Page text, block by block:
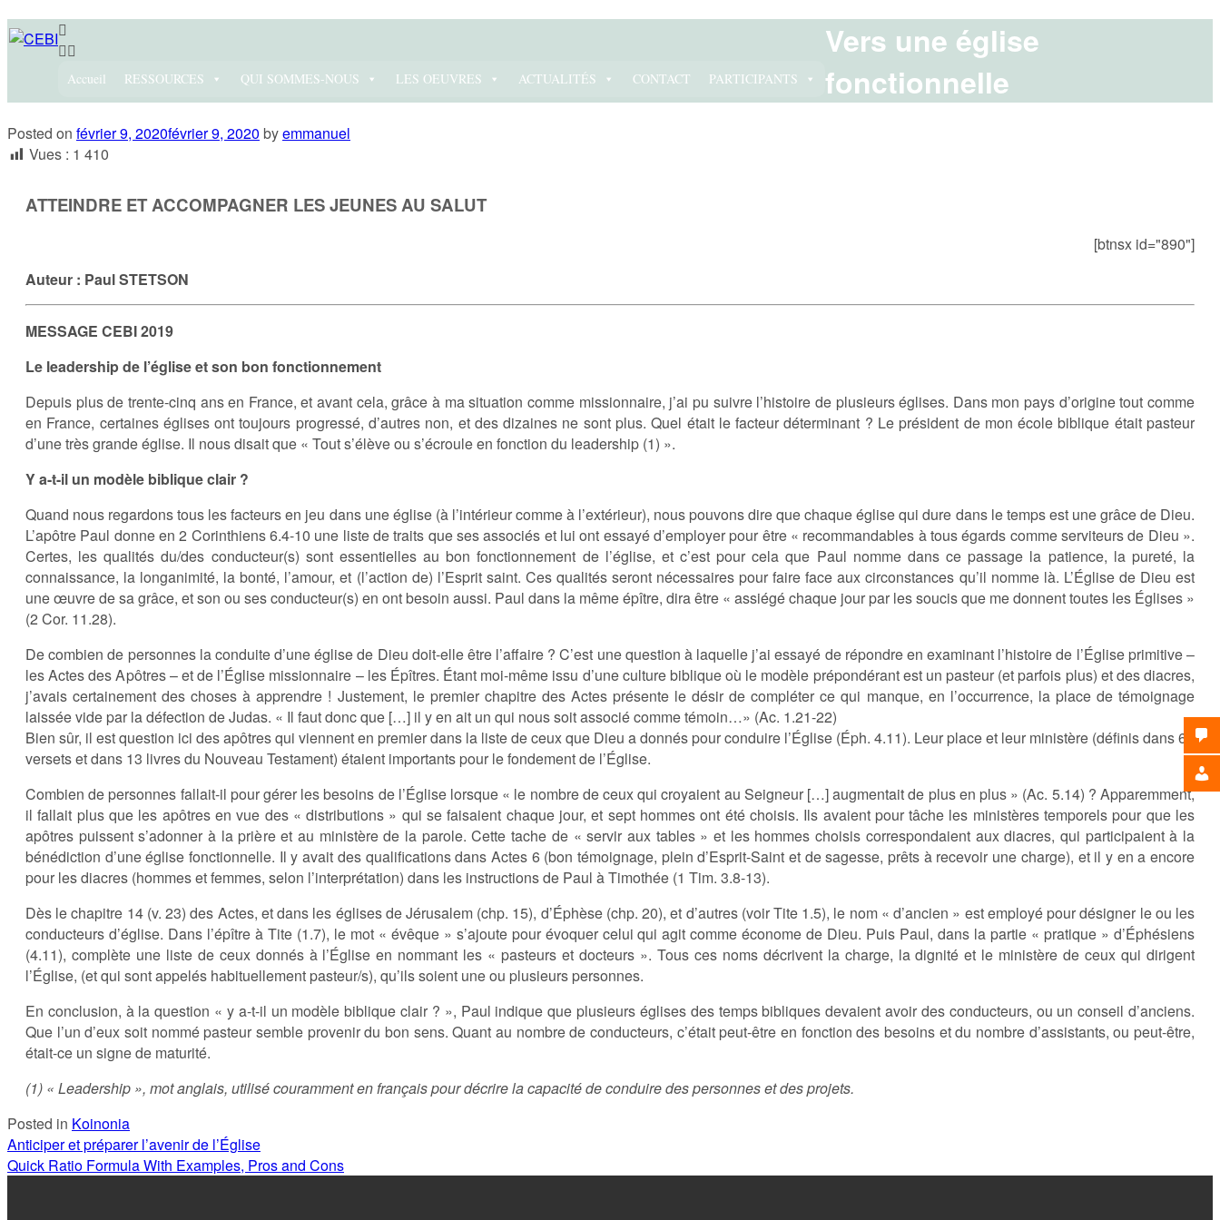
Accueil RESSOURCES QUI SOMMES-NOUS LES OEUVRES ACTUALITÉS CONTACT PARTICIPANTS
Vers une église
fonctionnelle
Posted on février 9, 2020février 9, 2020 byemmanuel
Vues : 1 410
ATTEINDRE ET ACCOMPAGNER LES JEUNES AU SALUT
[btnsx id="890"]
Auteur : Paul STETSON
MESSAGE CEBI 2019
Le leadership de l’église et son bon fonctionnement
Depuis plus de trente-cinq ans en France, et avant cela, grâce à ma situation comme missionnaire, j’ai pu suivre l’histoire de plusieurs églises. Dans mon pays d’origine tout comme
en France, certaines églises ont toujours progressé, d’autres non, et des dizaines ne sont plus. Quel était le facteur déterminant ? Le président de mon école biblique était pasteur
d’une très grande église. Il nous disait que « Tout s’élève ou s’écroule en fonction du leadership (1) ».
Y a-t-il un modèle biblique clair ?
Quand nous regardons tous les facteurs en jeu dans une église (à l’intérieur comme à l’extérieur), nous pouvons dire que chaque église qui dure dans le temps est une grâce de Dieu.
L’apôtre Paul donne en 2 Corinthiens 6.4-10 une liste de traits que ses associés et lui ont essayé d’employer pour être « recommandables à tous égards comme serviteurs de Dieu ».
Certes, les qualités du/des conducteur(s) sont essentielles au bon fonctionnement de l’église, et c’est pour cela que Paul nomme dans ce passage la patience, la pureté, la
connaissance, la longanimité, la bonté, l’amour, et (l’action de) l’Esprit saint. Ces qualités seront nécessaires pour faire face aux circonstances qu’il nomme là. L’Église de Dieu est
une œuvre de sa grâce, et son ou ses conducteur(s) en ont besoin aussi. Paul dans la même épître, dira être « assiégé chaque jour par les soucis que me donnent toutes les Églises »
(2 Cor. 11.28).
De combien de personnes la conduite d’une église de Dieu doit-elle être l’affaire ? C’est une question à laquelle j’ai essayé de répondre en examinant l’histoire de l’Église primitive –
les Actes des Apôtres – et de l’Église missionnaire – les Épîtres. Étant moi-même issu d’une culture biblique où le modèle prépondérant est un pasteur (et parfois plus) et des diacres,
j’avais certainement des choses à apprendre ! Justement, le premier chapitre des Actes présente le désir de compléter ce qui manque, en l’occurrence, la place de témoignage
laissée vide par la défection de Judas. « Il faut donc que […] il y en ait un qui nous soit associé comme témoin…» (Ac. 1.21-22)
Bien sûr, il est question ici des apôtres qui viennent en premier dans la liste de ceux que Dieu a donnés pour conduire l’Église (Éph. 4.11). Leur place et leur ministère (définis dans 64
versets et dans 13 livres du Nouveau Testament) étaient importants pour le fondement de l’Église.
Combien de personnes fallait-il pour gérer les besoins de l’Église lorsque « le nombre de ceux qui croyaient au Seigneur […] augmentait de plus en plus » (Ac. 5.14) ? Apparemment,
il fallait plus que les apôtres en vue des « distributions » qui se faisaient chaque jour, et sept hommes ont été choisis. Ils avaient pour tâche les ministères temporels pour que les
apôtres puissent s’adonner à la prière et au ministère de la parole. Cette tache de « servir aux tables » et les hommes choisis correspondaient aux diacres, qui participaient à la
bénédiction d’une église fonctionnelle. Il y avait des qualifications dans Actes 6 (bon témoignage, plein d’Esprit-Saint et de sagesse, prêts à recevoir une charge), et il y en a encore
pour les diacres (hommes et femmes, selon l’interprétation) dans les instructions de Paul à Timothée (1 Tim. 3.8-13).
Dès le chapitre 14 (v. 23) des Actes, et dans les églises de Jérusalem (chp. 15), d’Éphèse (chp. 20), et d’autres (voir Tite 1.5), le nom « d’ancien » est employé pour désigner le ou les
conducteurs d’église. Dans l’épître à Tite (1.7), le mot « évêque » s’ajoute pour évoquer celui qui agit comme économe de Dieu. Puis Paul, dans la partie « pratique » d’Éphésiens
(4.11), complète une liste de ceux donnés à l’Église en nommant les « pasteurs et docteurs ». Tous ces noms décrivent la charge, la dignité et le ministère de ceux qui dirigent
l’Église, (et qui sont appelés habituellement pasteur/s), qu’ils soient une ou plusieurs personnes.
En conclusion, à la question « y a-t-il un modèle biblique clair ? », Paul indique que plusieurs églises des temps bibliques devaient avoir des conducteurs, ou un conseil d’anciens.
Que l’un d’eux soit nommé pasteur semble provenir du bon sens. Quant au nombre de conducteurs, c’était peut-être en fonction des besoins et du nombre d’assistants, ou peut-être,
était-ce un signe de maturité.
(1) « Leadership », mot anglais, utilisé couramment en français pour décrire la capacité de conduire des personnes et des projets.
Posted in Koinonia
Navigation
de
Anticiper et préparer l’avenir de l’Église
Quick Ratio Formula With Examples, Pros and Cons